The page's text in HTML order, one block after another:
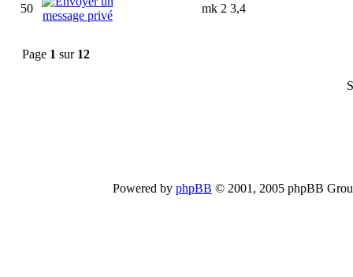
50 mk 2 3,4
Page 1 sur 12
Powered by phpBB © 2001, 2005 phpBB